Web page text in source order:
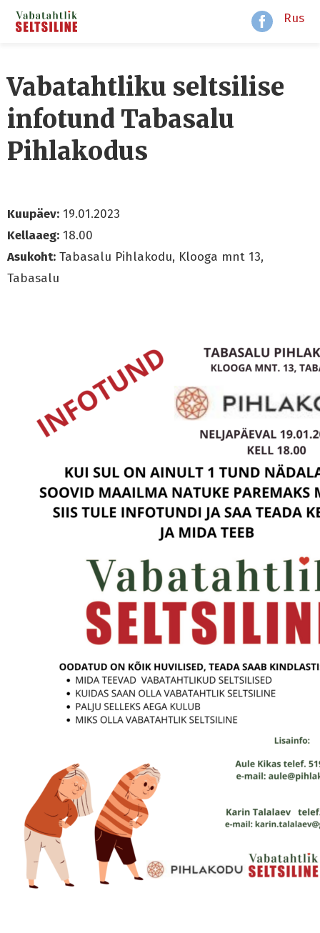
Rus
Vabatahtliku seltsilise
infotund Tabasalu
Pihlakodus
Kuupäev: 19.01.2023
Kellaaeg: 18.00
Asukoht: Tabasalu Pihlakodu, Klooga mnt 13,
Tabasalu